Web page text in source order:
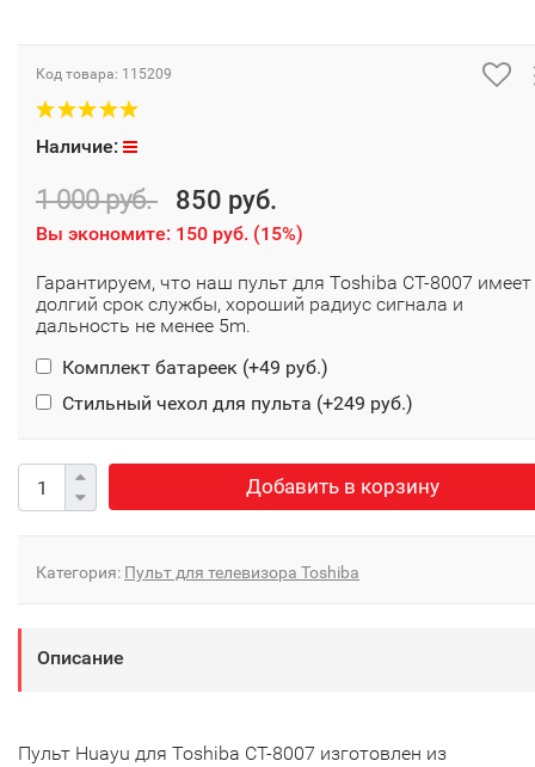
Код товара: 115209
Наличие:
1 000 руб. 850 руб.
Вы экономите: 150 руб. (15%)
Гарантируем, что наш пульт для Toshiba CT-8007 имеет
долгий срок службы, хороший радиус сигнала и
дальность не менее 5m.
Комплект батареек (+49 руб.)
Стильный чехол для пульта (+249 руб.)
Добавить в корзину
Категория: Пульт для телевизора Toshiba
Описание
Пульт Huayu для Toshiba CT-8007 изготовлен из